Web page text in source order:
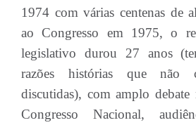
1974 com várias centenas de
ao Congresso em 1975, o
legislativo durou 27 anos
razões histórias que não
discutidas), com amplo debate
Congresso Nacional,